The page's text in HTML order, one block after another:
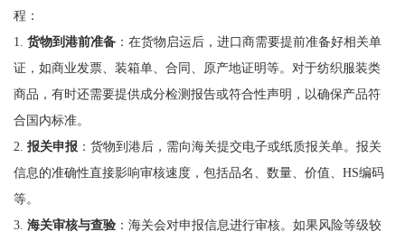
程：
1. 货物到港前准备：在货物启运后，进口商需要提前准备好相关单
证，如商业发票、装箱单、合同、原产地证明等。对于纺织服装类
商品，有时还需要提供成分检测报告或符合性声明，以确保产品符
合国内标准。
2. 报关申报：货物到港后，需向海关提交电子或纸质报关单。报关
信息的准确性直接影响审核速度，包括品名、数量、价值、HS编码
等。
3. 海关审核与查验：海关会对申报信息进行审核。如果风险等级较